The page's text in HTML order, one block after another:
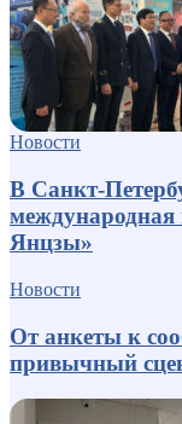
Новости
В Санкт-
Янцзы»
Новости
От анкеты к
привычный